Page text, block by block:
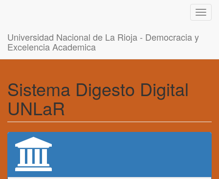
Universidad Nacional de La Rioja - Democracia y
Excelencia Academica
Sistema Digesto Digital
UNLaR